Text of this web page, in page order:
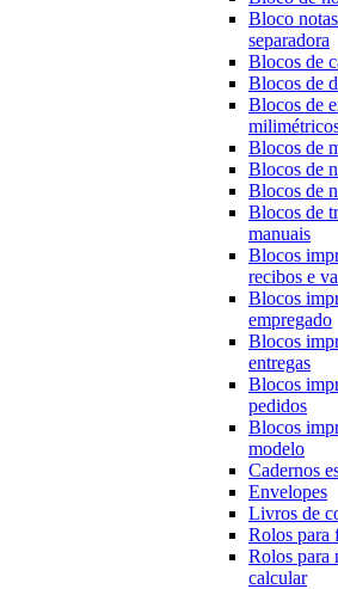
Bloco
separadora
Blocos de
Blocos de
Blocos de
Blocos de
Blocos de
Blocos de
Blocos de
manuais
Blocos
recibos e
Blocos
empregado
Blocos
entregas
Blocos
pedidos
Blocos
modelo
Cadernos
Envelopes
Livros de
Rolos para
Rolos para
calcular